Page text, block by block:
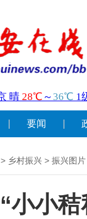
要闻
> 乡村振兴 > 振兴图片
“小小